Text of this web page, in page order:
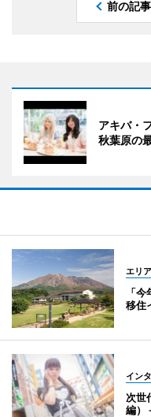
前の記事
アキバ・
秋葉原の
エリ
「
移住
イン
次世
編）